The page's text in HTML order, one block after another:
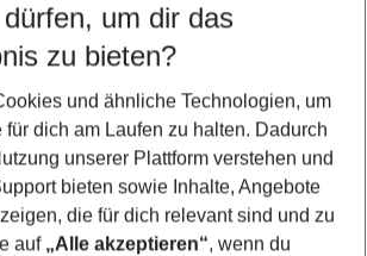
Evrenseki für 2026
Evrenseki
Evrenseki
Evrenseki
Evrenseki
um dir das
zu bieten?
und ähnliche Technologien, um
für dich am Laufen zu halten. Dadurch
unserer Plattform verstehen und
bieten sowie Inhalte, Angebote
die für dich relevant sind und zu
auf „Alle akzeptieren“, wenn du